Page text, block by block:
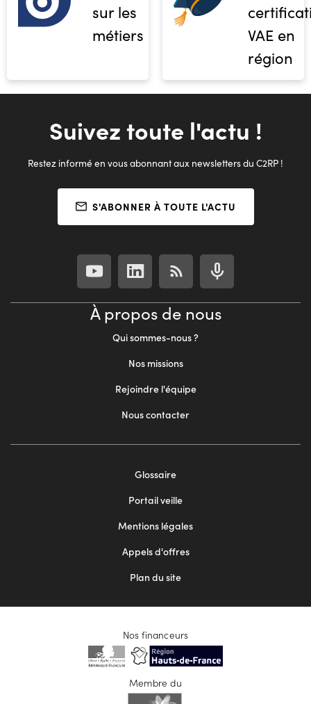
sur les
métiers
VAE en
région
Suivez toute l'actu !
Restez informé en vous abonnant aux newsletters du C2RP !
S'ABONNER À TOUTE L'ACTU
À propos de nous
Qui sommes-nous ?
Nos missions
Rejoindre l'équipe
Nous contacter
Glossaire
Portail veille
Mentions légales
Appels d'offres
Plan du site
Nos financeurs
Membre du